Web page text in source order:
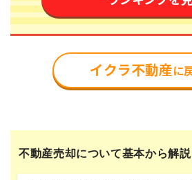
不動産売却について基本から解説